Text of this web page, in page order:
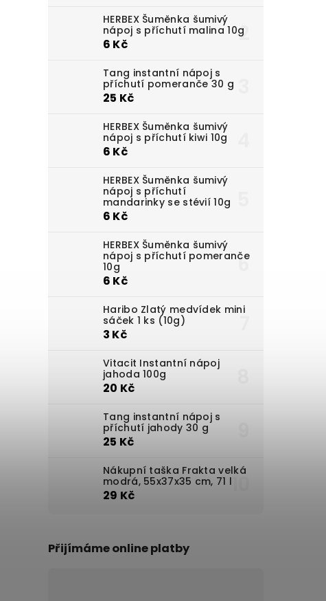
HERBEX Šuměnka šumivý
nápoj s příchutí malina 10g
6 Kč
Tang instantní nápoj s
příchutí pomeranče 30 g
25 Kč
HERBEX Šuměnka šumivý
nápoj s příchutí kiwi 10g
6 Kč
HERBEX Šuměnka šumivý
nápoj s příchutí
mandarinky se stévií 10g
6 Kč
HERBEX Šuměnka šumivý
nápoj s příchutí pomeranče
10g
6 Kč
Haribo Zlatý medvídek mini
sáček 1 ks (10g)
3 Kč
Vitacit Instantní nápoj
jahoda 100g
20 Kč
Tang instantní nápoj s
příchutí jahody 30 g
25 Kč
Nákupní taška Frakta velká
modrá, 55x37x35 cm, 71 l
29 Kč
Přijímáme online platby